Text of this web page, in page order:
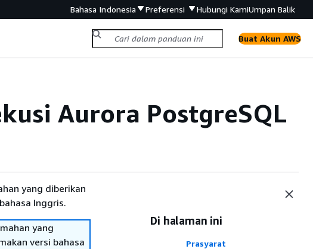
Bahasa Indonesia Preferensi Hubungi KamiUmpan Balik
Buat Akun AWS
Aurora PostgreSQL
yang diberikan
Inggris.
yang
versi bahasa
Di halaman ini
Prasyarat